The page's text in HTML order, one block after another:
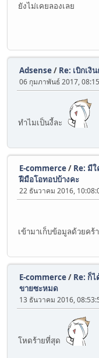
ยังไม่เคยลองเลย
Adsense/ Re: เบิกเ
06 กุมภาพันธ์ 2017,
ทำไมเป็นงี้ละ
E-commerce/ Re: มี
ฝีมือโอทอปบ้างคะ
22 ธันวาคม 2016,
เข้ามาเก็บข้อมูลด้วยคร้
E-commerce/ Re: ก็
ขายซะหมด
13 ธันวาคม 2016,
โหดร้ายที่สุด